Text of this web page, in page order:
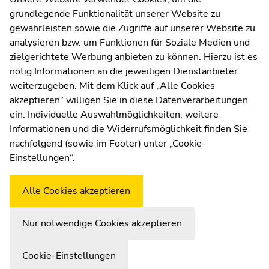
Moodle
UNIGRAZonline
Impressum
Datenschutzerklärung
Cookie-Einstellungen
Barrierefreiheitserklärung
WetterstationUni Graz
Beginn des Seitenbereichs:
grundlegende Funktionalität unserer Website zu
gewährleisten sowie die Zugriffe auf unserer Website zu
analysieren bzw. um Funktionen für Soziale Medien und
zielgerichtete Werbung anbieten zu können. Hierzu ist es
nötig Informationen an die jeweiligen Dienstanbieter
weiterzugeben. Mit dem Klick auf „Alle Cookies
akzeptieren“ willigen Sie in diese Datenverarbeitungen
ein. Individuelle Auswahlmöglichkeiten, weitere
Informationen und die Widerrufsmöglichkeit finden Sie
nachfolgend (sowie im Footer) unter „Cookie-
Einstellungen“.
Alle Cookies akzeptieren
Nur notwendige Cookies akzeptieren
Cookie-Einstellungen
Ende dieses Seitenbereichs.